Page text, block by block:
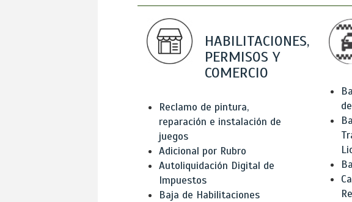
HABILITACIONES,
PERMISOS Y
COMERCIO
Reclamo de pintura,
reparación e instalación de
juegos
Adicional por Rubro
Autoliquidación Digital de
Impuestos
Baja de Habilitaciones